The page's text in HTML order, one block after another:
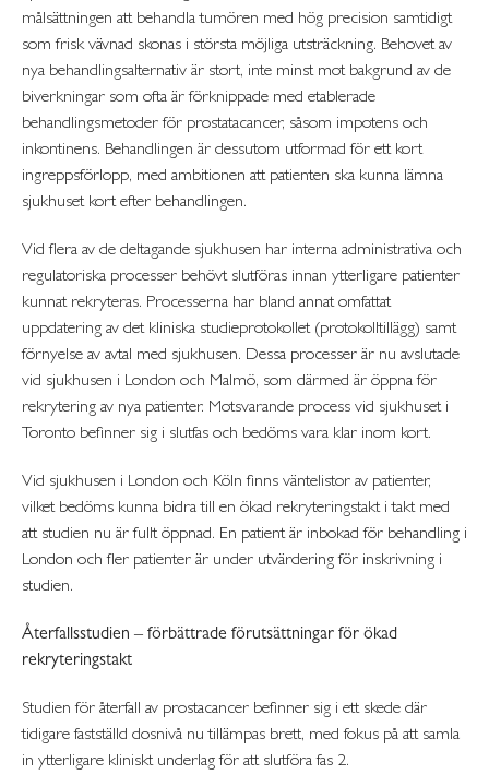
målsättningen att behandla tumören med hög precision samtidigt
som frisk vävnad skonas i största möjliga utsträckning. Behovet av
nya behandlingsalternativ är stort, inte minst mot bakgrund av de
biverkningar som ofta är förknippade med etablerade
behandlingsmetoder för prostatacancer, såsom impotens och
inkontinens. Behandlingen är dessutom utformad för ett kort
ingreppsförlopp, med ambitionen att patienten ska kunna lämna
sjukhuset kort efter behandlingen.
Vid flera av de deltagande sjukhusen har interna administrativa och
regulatoriska processer behövt slutföras innan ytterligare patienter
kunnat rekryteras. Processerna har bland annat omfattat
uppdatering av det kliniska studieprotokollet (protokolltillägg) samt
förnyelse av avtal med sjukhusen. Dessa processer är nu avslutade
vid sjukhusen i London och Malmö, som därmed är öppna för
rekrytering av nya patienter. Motsvarande process vid sjukhuset i
Toronto befinner sig i slutfas och bedöms vara klar inom kort.
Vid sjukhusen i London och Köln finns väntelistor av patienter,
vilket bedöms kunna bidra till en ökad rekryteringstakt i takt med
att studien nu är fullt öppnad. En patient är inbokad för behandling i
London och fler patienter är under utvärdering för inskrivning i
studien.
Återfallsstudien – förbättrade förutsättningar för ökad
rekryteringstakt
Studien för återfall av prostacancer befinner sig i ett skede där
tidigare fastställd dosnivå nu tillämpas brett, med fokus på att samla
in ytterligare kliniskt underlag för att slutföra fas 2.